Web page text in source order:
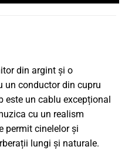
din argint și o
un conductor din cupru
este un cablu excepțional
cu un realism
permit cinelelor și
lungi și naturale.